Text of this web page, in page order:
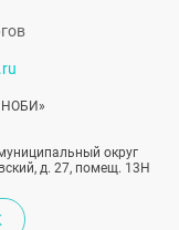
округ
д. 27, помещ. 13Н